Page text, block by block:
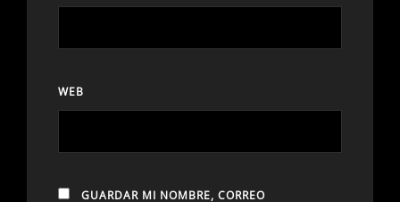
WEB
GUARDAR MI NOMBRE, CORREO